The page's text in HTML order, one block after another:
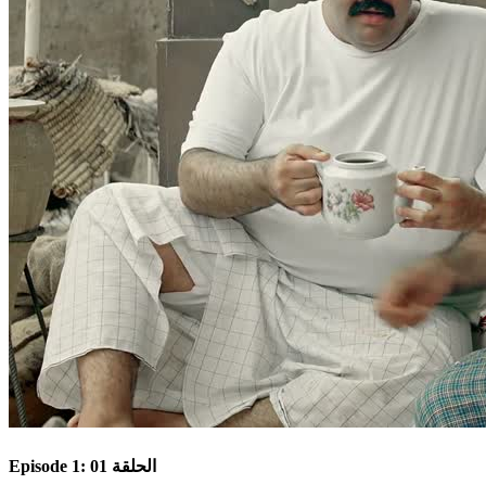
Episode 1: الحلقة 01